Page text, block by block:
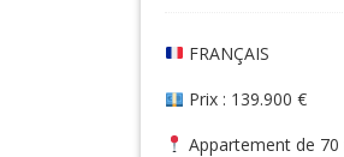
FRANÇAIS
Prix : 139.900 €
Appartement de 70